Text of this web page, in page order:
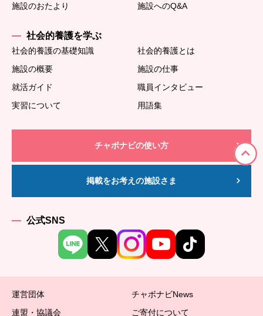
施設のおたより
施設へのQ&A
社会的養護を学ぶ
社会的養護の基礎知識
社会的養護とは
施設の概要
施設の仕事
就活ガイド
職員インタビュー
実習について
用語集
チャボナビの使い方
掲載をお考えの施設さま
公式SNS
運営団体
チャボナビNews
連盟・協議会
ご寄付について